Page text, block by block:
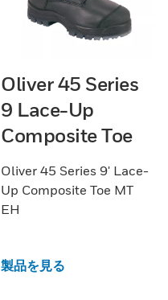
Oliver 45 Series
9 Lace-Up
Composite Toe
Oliver 45 Series 9' Lace-
Up Composite Toe MT
EH
製品を見る